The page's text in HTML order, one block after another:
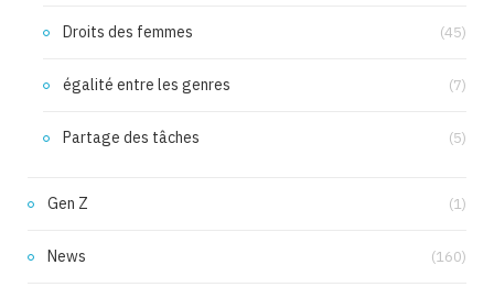
Droits des femmes (45)
égalité entre les genres (7)
Partage des tâches (5)
Gen Z (1)
News (160)